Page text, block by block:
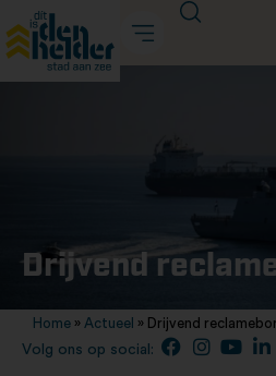
Drijvend
Home » Actueel » Drijvend
Volg ons op social: